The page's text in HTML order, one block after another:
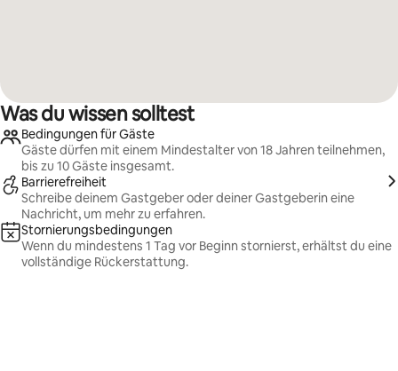
Was du wissen solltest
Bedingungen für Gäste
Gäste dürfen mit einem Mindestalter von 18 Jahren teilnehmen,
bis zu 10 Gäste insgesamt.
Barrierefreiheit
Schreibe deinem Gastgeber oder deiner Gastgeberin eine
Nachricht, um mehr zu erfahren.
Stornierungsbedingungen
Wenn du mindestens 1 Tag vor Beginn stornierst, erhältst du eine
vollständige Rückerstattung.